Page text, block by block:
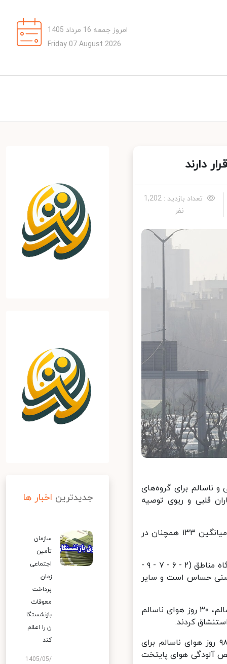
امروز جمعه 16 مرداد 1405
Friday 07 August 2026
تعداد بازدید : 1,202
نفر
برای گروه‌های
قلبی و ریوی توصیه
این شرایط در حالی است که در ۲۴ ساعت گذشته شاخص کیفیت هوا با میانگین ۱۳۳ همچنان در
براساس اطلاعات ایستگاه‌های سنجش کیفیت هوای شهر تهران یازده ایستگاه مناطق (۲ - ۶ - ۷ - ۹ -
گروه سنی حساس است و سایر
پایتخت‌نشینان از ابتدای امسال تاکنون، پنج روز هوای پاک، ۹۷ روز هوای سالم، ۳۰ روز هوای ناسالم
از ابتدای سال جاری تا امروز ۱۰ روز هوای پاک، ۲۱۸ روز هوای قابل قبول، ۹۸ روز هوای ناسالم برای
شاخص آلودگی هوای پایتخت
جدیدترین اخبار ها
سازمان
تأمین
اجتماعی
زمان
پرداخت
معوقات
بازنشستگا
ن را اعلام
کند
1405/05/